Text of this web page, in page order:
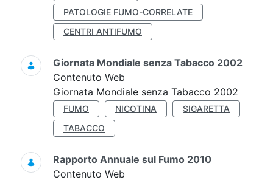
PATOLOGIE FUMO-CORRELATE
CENTRI ANTIFUMO
Giornata Mondiale senza Tabacco 2002
Contenuto Web
Giornata Mondiale senza Tabacco 2002
FUMO NICOTINA
SIGARETTA
TABACCO
Rapporto Annuale sul Fumo 2010
Contenuto Web